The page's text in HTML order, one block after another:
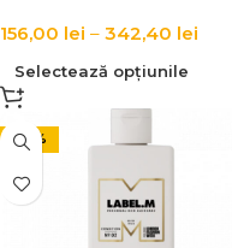
156,00 lei – 342,40 lei
Selectează opțiunile
-20%